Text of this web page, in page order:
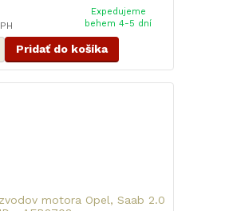
Expedujeme
behem 4-5 dní
Pridať do košíka